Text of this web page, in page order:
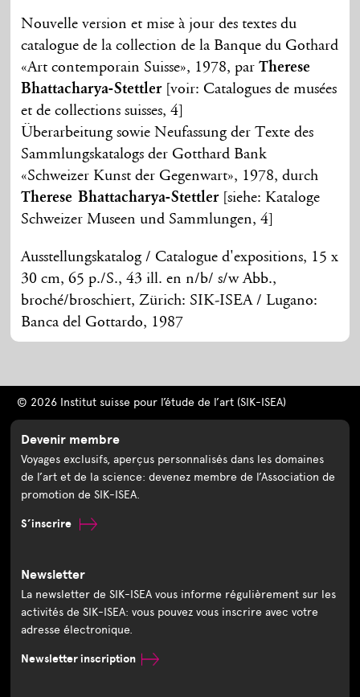
Nouvelle version et mise à jour des textes du
catalogue de la collection de la Banque du Gothard
«Art contemporain Suisse», 1978, parTherese
Bhattacharya-Stettler[voir: Catalogues de musées
et de collections suisses, 4]
Überarbeitung sowie Neufassung der Texte des
Sammlungskatalogs der Gotthard Bank
«Schweizer Kunst der Gegenwart», 1978, durch
Therese Bhattacharya-Stettler[siehe: Kataloge
Schweizer Museen und Sammlungen, 4]
Ausstellungskatalog / Catalogue d'expositions, 15 x
30 cm, 65 p./S., 43 ill. en n/b/ s/w Abb.,
broché/broschiert, Zürich: SIK-ISEA / Lugano:
Banca del Gottardo, 1987
© 2026 Institut suisse pour l’étude de l’art (SIK-ISEA)
Devenir membre
Voyages exclusifs, aperçus personnalisés dans les domaines
de l’art et de la science: devenez membre de l’Association de
promotion de SIK-ISEA.
S’inscrire
Newsletter
La newsletter de SIK-ISEA vous informe régulièrement sur les
activités de SIK-ISEA: vous pouvez vous inscrire avec votre
adresse électronique.
Newsletter inscription